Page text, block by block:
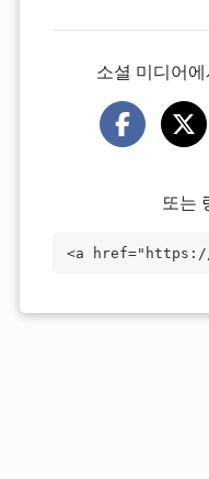
소셜 미디어
또는
<a href="https://